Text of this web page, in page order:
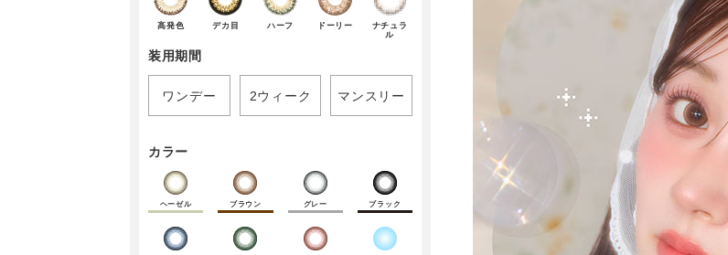
高発色 デカ目 ハーフ ドーリー
ナチュラ
ル
装用期間
ワンデー 2ウィーク マンスリー
カラー
ヘーゼル ブラウン グレー ブラック